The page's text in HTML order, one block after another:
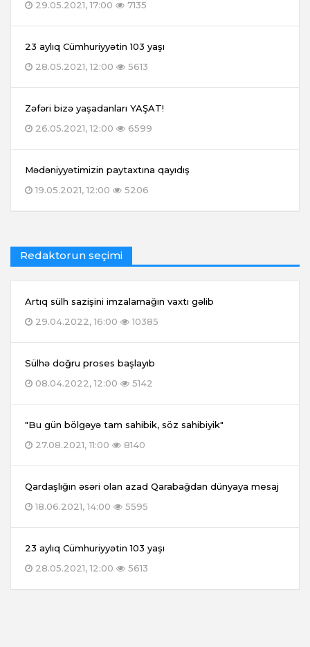
29.05.2021, 17:00
7135
23 aylıq Cümhuriyyətin 103 yaşı
28.05.2021, 12:00
5613
Zəfəri bizə yaşadanları YAŞAT!
26.05.2021, 12:00
6599
Mədəniyyətimizin paytaxtına qayıdış
19.05.2021, 12:00
5206
Redaktorun seçimi
Artıq sülh sazişini imzalamağın vaxtı gəlib
29.04.2022, 16:00
10385
Sülhə doğru proses başlayıb
08.04.2022, 12:00
5142
"Bu gün bölgəyə tam sahibik, söz sahibiyik"
27.08.2021, 11:00
8140
Qardaşlığın əsəri olan azad Qarabağdan dünyaya mesaj
18.06.2021, 14:00
5595
23 aylıq Cümhuriyyətin 103 yaşı
28.05.2021, 12:00
5613